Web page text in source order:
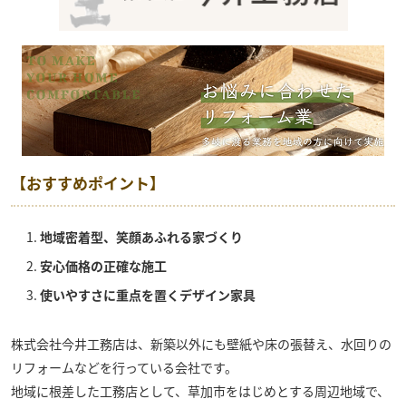
【おすすめポイント】
地域密着型、笑顔あふれる家づくり
安心価格の正確な施工
使いやすさに重点を置くデザイン家具
株式会社今井工務店は、新築以外にも壁紙や床の張替え、水回りの
リフォームなどを行っている会社です。
地域に根差した工務店として、草加市をはじめとする周辺地域で、